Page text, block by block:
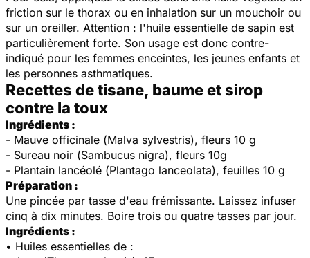
friction sur le thorax ou en inhalation sur un mouchoir ou
sur un oreiller. Attention : l'huile essentielle de sapin est
particulièrement forte. Son usage est donc contre-
indiqué pour les femmes enceintes, les jeunes enfants et
les personnes asthmatiques.
Recettes de tisane, baume et sirop
contre la toux
Ingrédients :
- Mauve officinale (Malva sylvestris), fleurs 10 g
- Sureau noir (Sambucus nigra), fleurs 10g
- Plantain lancéolé (Plantago lanceolata), feuilles 10 g
Préparation :
Une pincée par tasse d'eau frémissante. Laissez infuser
cinq à dix minutes. Boire trois ou quatre tasses par jour.
Ingrédients :
• Huiles essentielles de :